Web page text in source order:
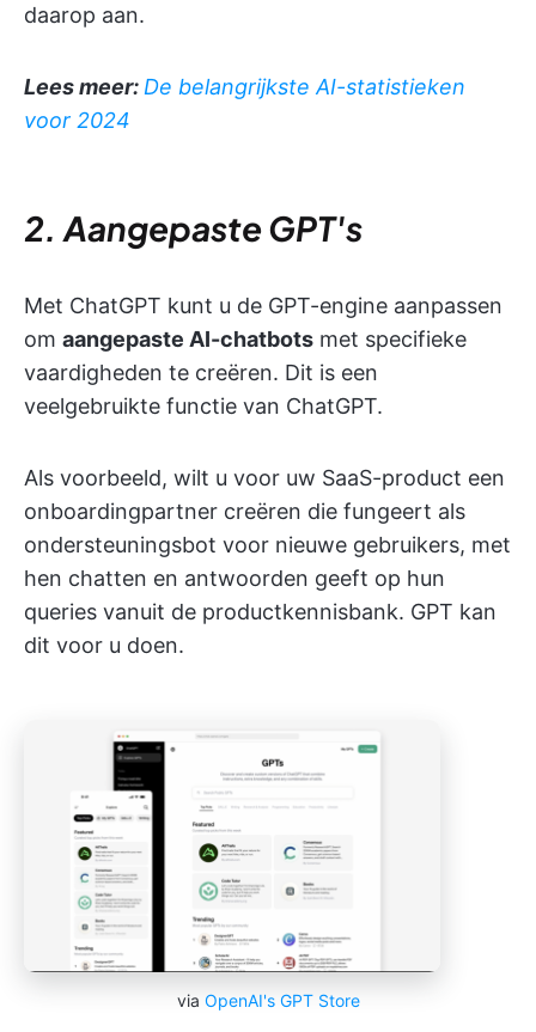
daarop aan.
Lees meer: De belangrijkste AI-statistieken
voor 2024
2. Aangepaste GPT's
Met ChatGPT kunt u de GPT-engine aanpassen
om aangepaste AI-chatbots met specifieke
vaardigheden te creëren. Dit is een
veelgebruikte functie van ChatGPT.
Als voorbeeld, wilt u voor uw SaaS-product een
onboardingpartner creëren die fungeert als
ondersteuningsbot voor nieuwe gebruikers, met
hen chatten en antwoorden geeft op hun
queries vanuit de productkennisbank. GPT kan
dit voor u doen.
via OpenAI's GPT Store